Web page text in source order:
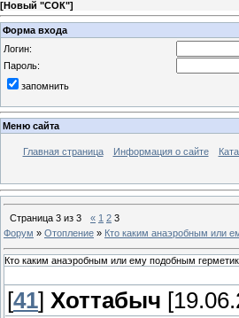
[Новый "СОК"]
Форма входа
Логин:
Пароль:
запомнить
Меню сайта
Главная страница Информация о сайте
Страница 3 из 3 « 1 2 3
Форум » Отопление » Кто каким анаэробным или
Кто каким анаэробным или ему подобным
[41] Хоттабыч